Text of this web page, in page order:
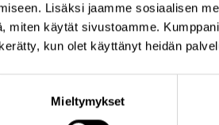
Lisäksi jaamme sosiaalisen
miten käytät sivustoamme.
kun olet käyttänyt heidän
Mieltymykset
Oy:n ja itsensä viiden vuoden
toimija. Liikevaihto olisi
Vaikka Opitti laajenisi ja itse
sitä unelma-ammattiaan.
NÄKÖINEN